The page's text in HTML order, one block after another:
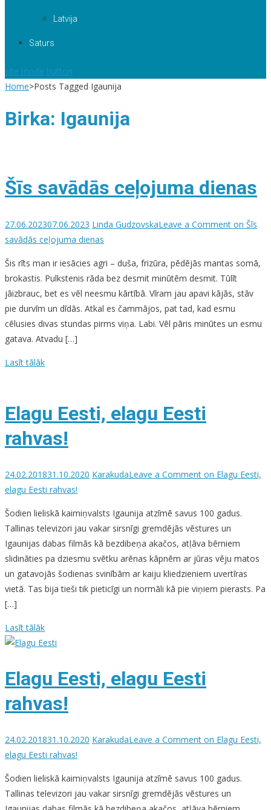
Latvija
Saturs
site mode button
Home>Posts Tagged Igaunija
Birka: Igaunija
Šīs savādās ceļojuma dienas
27.06.202307.06.2023 Linda GudzovskaLeave a Comment on Šīs
savādās ceļojuma dienas
Šis rīts man ir iesācies agri – duša, frizūra, pēdējās mantas somā,
brokastis. Pulkstenis rāda bez desmit minūtēm desmit. Tūlīt
jāizbrauc, bet es vēl neesmu kārtībā. Vīram jau apavi kājās, stāv
pie durvīm un dīdās. Atkal es čammājos, pat tad, kad esmu
cēlusies divas stundas pirms viņa. Labi. Vēl pāris minūtes un esmu
gatava. Atvadu […]
Lasīt tālāk
Elagu Eesti, elagu Eesti
rahvas!
24.02.201831.10.2020 KarakudaLeave a Comment on Elagu Eesti,
elagu Eesti rahvas!
Šodien lieliskā kaimiņvalsts Igaunija atzīmē savus 100 gadus.
Tallinas televizori jau vakar sirsnīgi gremdējās vēstures un
Igaunijas dabas filmās kā bezdibeņa akačos, atļāva bērniem
slidināties pa dziesmu svētku arēnas kāpnēm ar jūras vēju matos
un gatavojās šodienas svinībām ar kaiju kliedzieniem uvertīras
vietā. Tas bija tieši tik pieticīgi un normāli kā pie viņiem pierasts. Pa
[…]
Lasīt tālāk
Elagu Eesti, elagu Eesti
rahvas!
24.02.201831.10.2020 KarakudaLeave a Comment on Elagu Eesti,
elagu Eesti rahvas!
Šodien lieliskā kaimiņvalsts Igaunija atzīmē savus 100 gadus.
Tallinas televizori jau vakar sirsnīgi gremdējās vēstures un